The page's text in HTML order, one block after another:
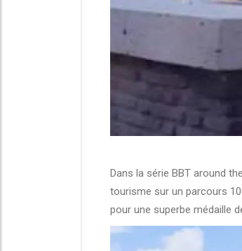
Dans la série BBT around
tourisme sur un parcours
pour une superbe médaille